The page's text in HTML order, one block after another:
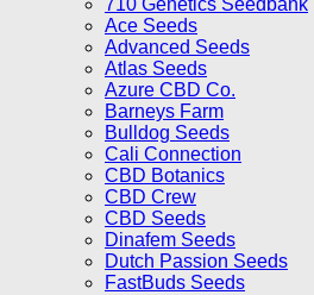
710 Genetics Seedbank
Ace Seeds
Advanced Seeds
Atlas Seeds
Azure CBD Co.
Barneys Farm
Bulldog Seeds
Cali Connection
CBD Botanics
CBD Crew
CBD Seeds
Dinafem Seeds
Dutch Passion Seeds
FastBuds Seeds